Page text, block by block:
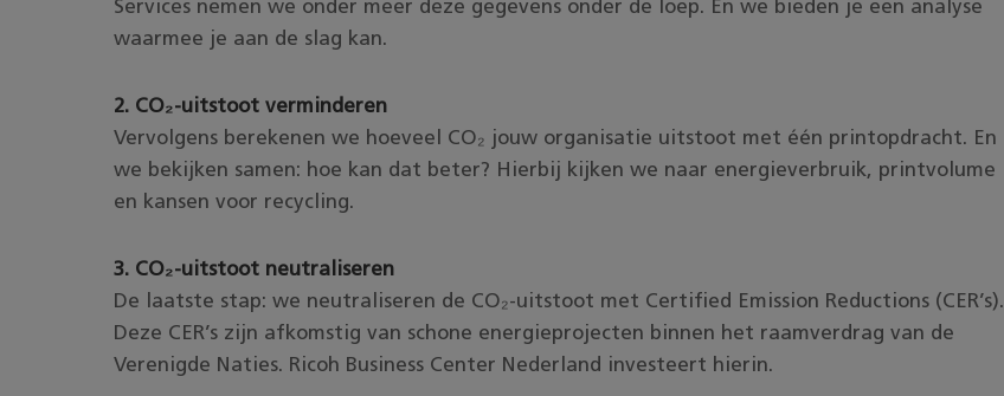
Services nemen we onder meer deze gegevens onder de loep. En we bieden je een analyse
waarmee je aan de slag kan.
2. CO₂-uitstoot verminderen
Vervolgens berekenen we hoeveel CO₂ jouw organisatie uitstoot met één printopdracht. En
we bekijken samen: hoe kan dat beter? Hierbij kijken we naar energieverbruik, printvolume
en kansen voor recycling.
3. CO₂-uitstoot neutraliseren
De laatste stap: we neutraliseren de CO₂-uitstoot met Certified Emission Reductions (CER’s).
Deze CER’s zijn afkomstig van schone energieprojecten binnen het raamverdrag van de
Verenigde Naties. Ricoh Business Center Nederland investeert hierin.